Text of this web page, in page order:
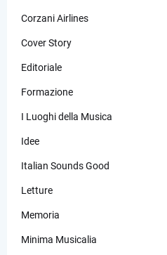
Corzani Airlines
Cover Story
Editoriale
Formazione
I Luoghi della Musica
Idee
Italian Sounds Good
Letture
Memoria
Minima Musicalia